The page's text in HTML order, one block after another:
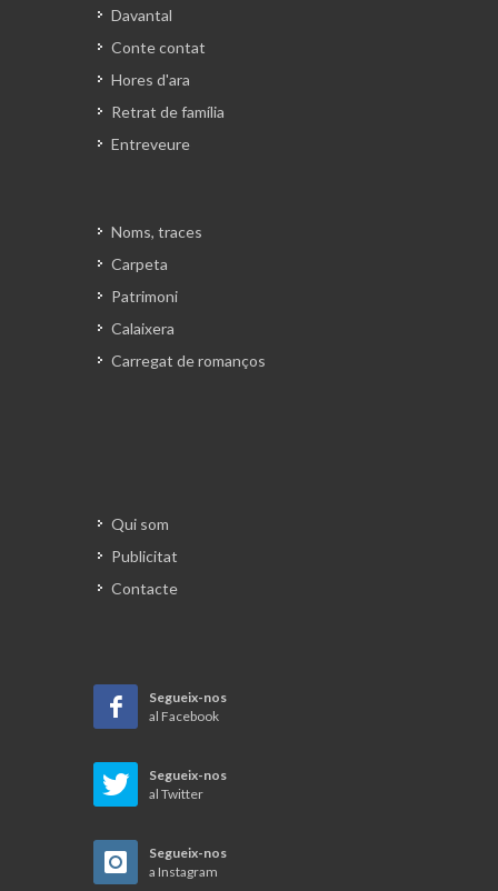
Davantal
Conte contat
Hores d'ara
Retrat de família
Entreveure
Noms, traces
Carpeta
Patrimoni
Calaixera
Carregat de romanços
Qui som
Publicitat
Contacte
Segueix-nos
al Facebook
Segueix-nos
al Twitter
Segueix-nos
a Instagram